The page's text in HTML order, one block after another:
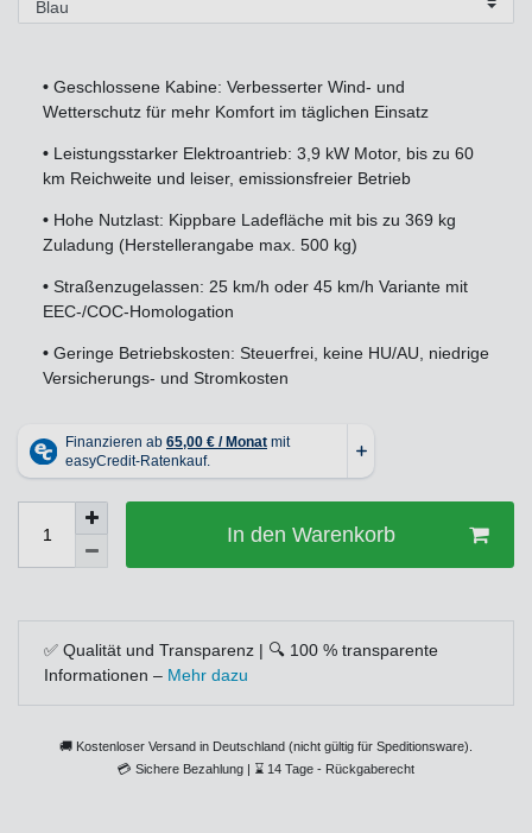
• Geschlossene Kabine: Verbesserter Wind- und
Wetterschutz für mehr Komfort im täglichen Einsatz
• Leistungsstarker Elektroantrieb: 3,9 kW Motor, bis zu 60
km Reichweite und leiser, emissionsfreier Betrieb
• Hohe Nutzlast: Kippbare Ladefläche mit bis zu 369 kg
Zuladung (Herstellerangabe max. 500 kg)
• Straßenzugelassen: 25 km/h oder 45 km/h Variante mit
EEC-/COC-Homologation
• Geringe Betriebskosten: Steuerfrei, keine HU/AU, niedrige
Versicherungs- und Stromkosten
In den Warenkorb
✅ Qualität und Transparenz | 🔍 100 % transparente
Informationen – Mehr dazu
🚚 Kostenloser Versand in Deutschland (nicht gültig für Speditionsware).
💳 Sichere Bezahlung | ⌛ 14 Tage - Rückgaberecht